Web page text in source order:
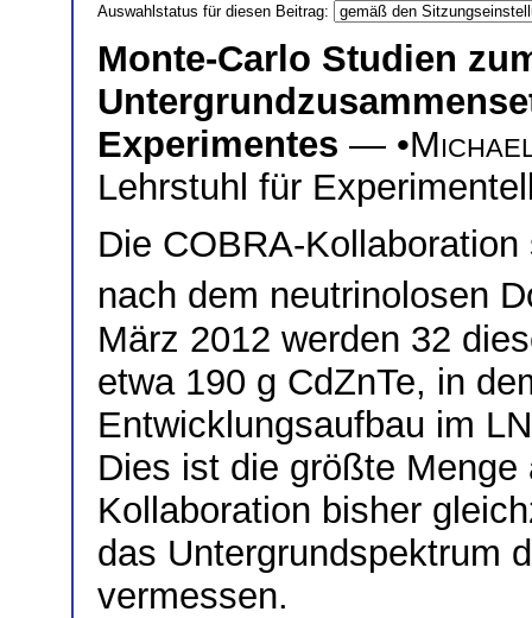
Auswahlstatus für diesen Beitrag:
Monte-Carlo Studien
Experimentes — •
Lehrstuhl für
Die COBRA-
nach dem neutrinolosen
März 2012 werden 32
etwa 190 g CdZnTe, in
Entwicklungsaufbau im
Dies ist die größte
Kollaboration bisher
das Untergrundspektrum
vermessen.